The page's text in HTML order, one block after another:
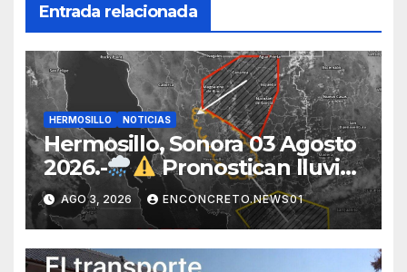
Entrada relacionada
HERMOSILLO NOTICIAS
Hermosillo, Sonora 03 Agosto
2026.-
Pronostican lluvias
para Hermosillo esta noche;
norte de Sonora registra
mayor potencial de
tormentas
AGO 3, 2026 ENCONCRETO.NEWS01